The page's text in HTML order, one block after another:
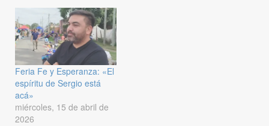
Feria Fe y Esperanza: «El
espíritu de Sergio está
acá»
miércoles, 15 de abril de
2026